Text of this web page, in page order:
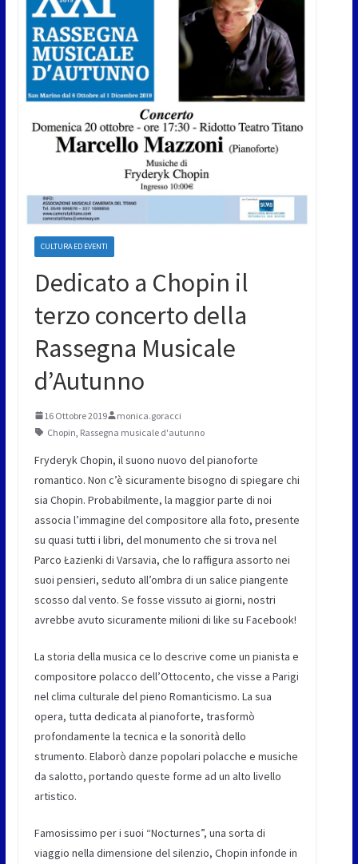
CULTURA ED EVENTI
Dedicato a Chopin il
terzo concerto della
Rassegna Musicale
d’Autunno
16 Ottobre 2019
monica.goracci
Chopin Rassegna musicale d'autunno
Fryderyk Chopin, il suono nuovo del pianoforte
romantico. Non c’è sicuramente bisogno di spiegare chi
sia Chopin. Probabilmente, la maggior parte di noi
associa l’immagine del compositore alla foto, presente
su quasi tutti i libri, del monumento che si trova nel
Parco Łazienki di Varsavia, che lo raffigura assorto nei
suoi pensieri, seduto all’ombra di un salice piangente
scosso dal vento. Se fosse vissuto ai giorni, nostri
avrebbe avuto sicuramente milioni di like su Facebook!
La storia della musica ce lo descrive come un pianista e
compositore polacco dell’Ottocento, che visse a Parigi
nel clima culturale del pieno Romanticismo. La sua
opera, tutta dedicata al pianoforte, trasformò
profondamente la tecnica e la sonorità dello
strumento. Elaborò danze popolari polacche e musiche
da salotto, portando queste forme ad un alto livello
artistico.
Famosissimo per i suoi “Nocturnes”, una sorta di
viaggio nella dimensione del silenzio, Chopin infonde in